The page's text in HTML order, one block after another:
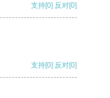
支持[0] 反对[0]
支持[0] 反对[0]